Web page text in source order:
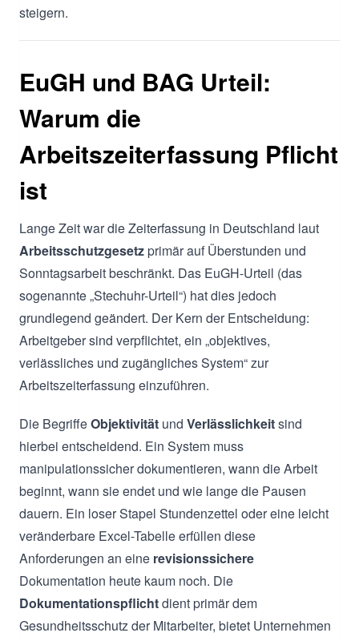
steigern.
EuGH und BAG Urteil:
Warum die
Arbeitszeiterfassung Pflicht
ist
Lange Zeit war die Zeiterfassung in Deutschland laut
Arbeitsschutzgesetzprimär auf Überstunden und
Sonntagsarbeit beschränkt. Das EuGH-Urteil (das
sogenannte „Stechuhr-Urteil“) hat dies jedoch
grundlegend geändert. Der Kern der Entscheidung:
Arbeitgeber sind verpflichtet, ein „objektives,
verlässliches und zugängliches System“ zur
Arbeitszeiterfassung einzuführen.
Die BegriffeObjektivität und Verlässlichkeitsind
hierbei entscheidend. Ein System muss
manipulationssicher dokumentieren, wann die Arbeit
beginnt, wann sie endet und wie lange die Pausen
dauern. Ein loser Stapel Stundenzettel oder eine leicht
veränderbare Excel-Tabelle erfüllen diese
Anforderungen an eine revisionssichere
Dokumentation heute kaum noch. Die
Dokumentationspflichtdient primär dem
Gesundheitsschutz der Mitarbeiter, bietet Unternehmen